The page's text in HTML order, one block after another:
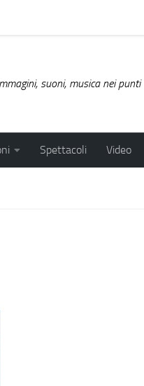
suoni, musica nei
Spettacoli Video